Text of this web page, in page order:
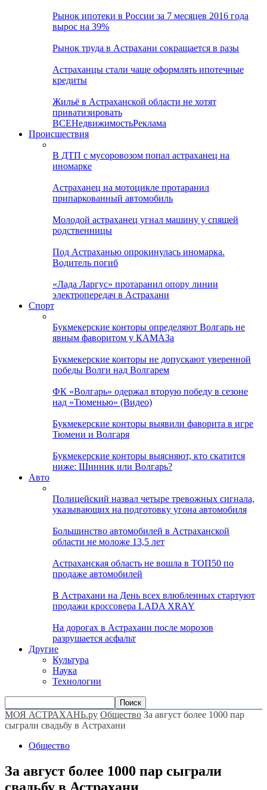
Рынок ипотеки в России за 7 месяцев 2016 года
вырос на 39%
Рынок труда в Астрахани сокращается в разы
Астраханцы стали чаще оформлять ипотечные
кредиты
Жильё в Астраханской области не хотят
приватизировать
ВСЕНедвижимостьРеклама
Происшествия
В ДТП с мусоровозом попал астраханец на
иномарке
Астраханец на мотоцикле протаранил
припаркованный автомобиль
Молодой астраханец угнал машину у спящей
родственницы
Под Астраханью опрокинулась иномарка.
Водитель погиб
«Лада Ларгус» протаранил опору линии
электропередач в Астрахани
Спорт
Букмекерские конторы определяют Волгарь не
явным фаворитом у КАМАЗа
Букмекерские конторы не допускают уверенной
победы Волги над Волгарем
ФК «Волгарь» одержал вторую победу в сезоне
над «Тюменью» (Видео)
Букмекерские конторы выявили фаворита в игре
Тюмени и Волгаря
Букмекерские конторы выясняют, кто скатится
ниже: Шинник или Волгарь?
Авто
Полицейский назвал четыре тревожных сигнала,
указывающих на подготовку угона автомобиля
Большинство автомобилей в Астраханской
области не моложе 13,5 лет
Астраханская область не вошла в ТОП50 по
продаже автомобилей
В Астрахани на День всех влюбленных стартуют
продажи кроссовера LADA XRAY
На дорогах в Астрахани после морозов
разрушается асфальт
Другие
Культура
Наука
Технологии
МОЯ АСТРАХАНЬ.ру Общество За август более 1000 пар
сыграли свадьбу в Астрахани
Общество
За август более 1000 пар сыграли